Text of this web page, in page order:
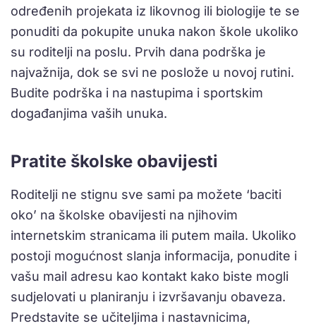
određenih projekata iz likovnog ili biologije te se
ponuditi da pokupite unuka nakon škole ukoliko
su roditelji na poslu. Prvih dana podrška je
najvažnija, dok se svi ne poslože u novoj rutini.
Budite podrška i na nastupima i sportskim
događanjima vaših unuka.
Pratite školske obavijesti
Roditelji ne stignu sve sami pa možete ‘baciti
oko’ na školske obavijesti na njihovim
internetskim stranicama ili putem maila. Ukoliko
postoji mogućnost slanja informacija, ponudite i
vašu mail adresu kao kontakt kako biste mogli
sudjelovati u planiranju i izvršavanju obaveza.
Predstavite se učiteljima i nastavnicima,